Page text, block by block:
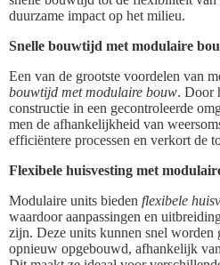
duurzame impact op het milieu.
Snelle bouwtijd met modulaire
Een van de grootste voordelen van
bouwtijd met modulaire bouw. Door
constructie in een gecontroleerde
men de afhankelijkheid van
efficiëntere processen en verkort de
Flexibele huisvesting met
Modulaire units bieden flexibele
waardoor aanpassingen en
zijn. Deze units kunnen snel worden
opnieuw opgebouwd, afhankelijk